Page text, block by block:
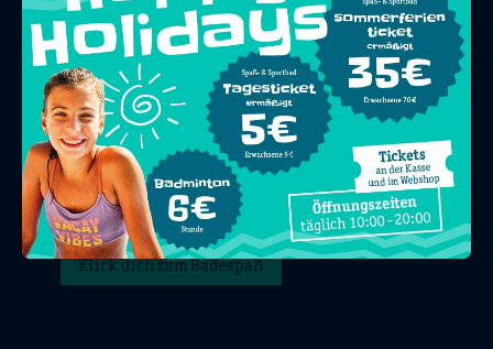
Rein ins Vergnügen.
Endlich wieder Urlaubs-Feeling. Purer
Familienspaß oder ein entspannter Ausflug mit
Freunden – unser Spaß- und Sportbad verspricht
beides. Mit einer Vielzahl an Attraktionen und
der neuen, energiegeladenen Wasserrutsche
bietet das AquariUM Schwedt unbegrenztes
Vergnügen für Groß und Klein.
Klick dich zum Badespaß